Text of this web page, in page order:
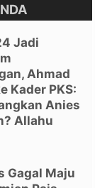
Jadi
Ahmad
Kader PKS:
Anies
Allahu
Gagal Maju